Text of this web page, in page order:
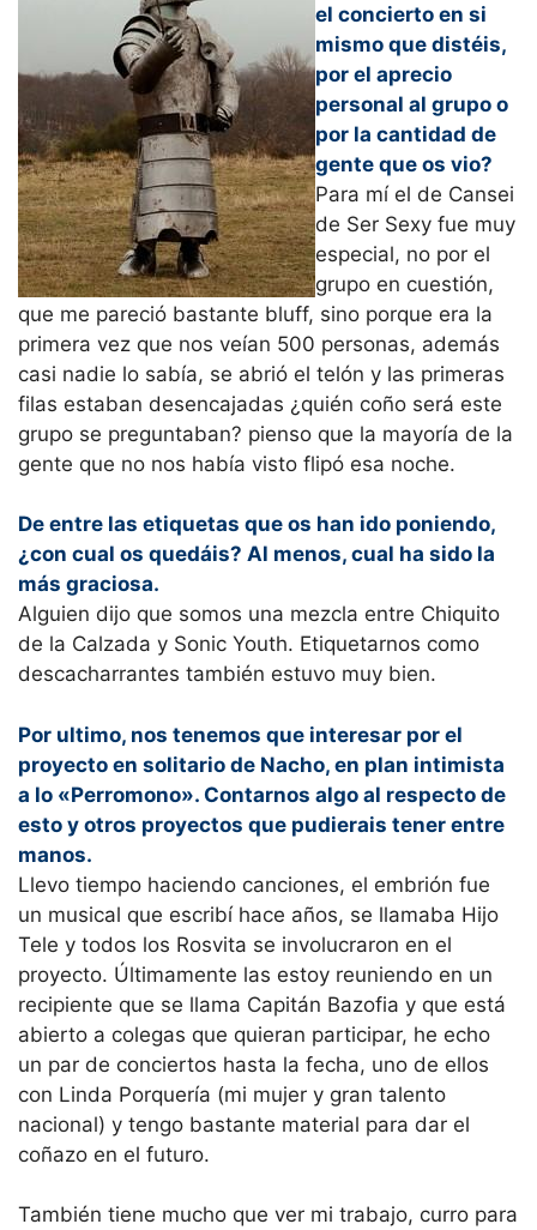
el concierto en si
mismo que distéis,
por el aprecio
personal al grupo o
por la cantidad de
gente que os vio?
Para mí el de Cansei
de Ser Sexy fue muy
especial, no por el
grupo en cuestión,
que me pareció bastante bluff, sino porque era la
primera vez que nos veían 500 personas, además
casi nadie lo sabía, se abrió el telón y las primeras
filas estaban desencajadas ¿quién coño será este
grupo se preguntaban? pienso que la mayoría de la
gente que no nos había visto flipó esa noche.
De entre las etiquetas que os han ido poniendo,
¿con cual os quedáis? Al menos, cual ha sido la
más graciosa.
Alguien dijo que somos una mezcla entre Chiquito
de la Calzada y Sonic Youth. Etiquetarnos como
descacharrantes también estuvo muy bien.
Por ultimo, nos tenemos que interesar por el
proyecto en solitario de Nacho, en plan intimista
a lo «Perromono». Contarnos algo al respecto de
esto y otros proyectos que pudierais tener entre
manos.
Llevo tiempo haciendo canciones, el embrión fue
un musical que escribí hace años, se llamaba Hijo
Tele y todos los Rosvita se involucraron en el
proyecto. Últimamente las estoy reuniendo en un
recipiente que se llama Capitán Bazofia y que está
abierto a colegas que quieran participar, he echo
un par de conciertos hasta la fecha, uno de ellos
con Linda Porquería (mi mujer y gran talento
nacional) y tengo bastante material para dar el
coñazo en el futuro.
También tiene mucho que ver mi trabajo, curro para